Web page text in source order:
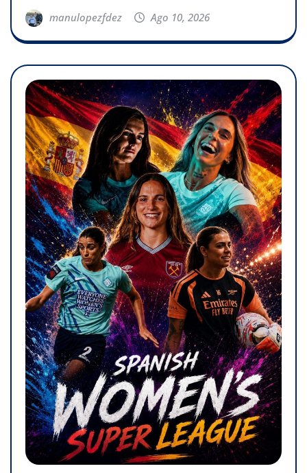
manulopezfdez Ago 10, 2026